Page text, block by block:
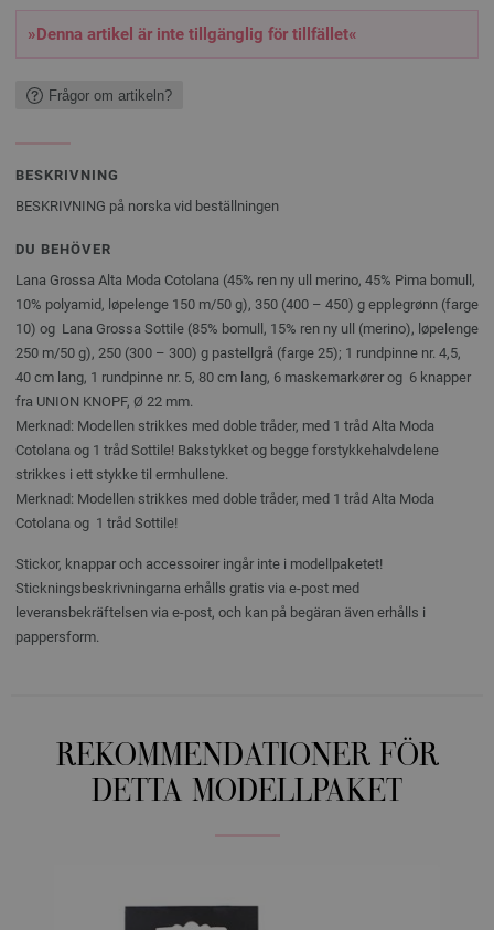
»Denna artikel är inte tillgänglig för tillfället«
Frågor om artikeln?
BESKRIVNING
BESKRIVNING på norska vid beställningen
DU BEHÖVER
Lana Grossa Alta Moda Cotolana (45% ren ny ull merino, 45% Pima bomull,
10% polyamid, løpelenge 150 m/50 g), 350 (400 – 450) g epplegrønn (farge
10) og Lana Grossa Sottile (85% bomull, 15% ren ny ull (merino), løpelenge
250 m/50 g), 250 (300 – 300) g pastellgrå (farge 25); 1 rundpinne nr. 4,5,
40 cm lang, 1 rundpinne nr. 5, 80 cm lang, 6 maskemarkører og 6 knapper
fra UNION KNOPF, Ø 22 mm.
Merknad: Modellen strikkes med doble tråder, med 1 tråd Alta Moda
Cotolana og 1 tråd Sottile! Bakstykket og begge forstykkehalvdelene
strikkes i ett stykke til ermhullene.
Merknad: Modellen strikkes med doble tråder, med 1 tråd Alta Moda
Cotolana og 1 tråd Sottile!
Stickor, knappar och accessoirer ingår inte i modellpaketet!
Stickningsbeskrivningarna erhålls gratis via e-post med
leveransbekräftelsen via e-post, och kan på begäran även erhålls i
pappersform.
REKOMMENDATIONER FÖR
DETTA MODELLPAKET